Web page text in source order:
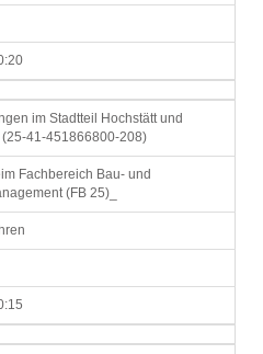
im Stadtteil Hochstätt und
(25-41-451866800-208)
Fachbereich Bau- und
(FB 25)_